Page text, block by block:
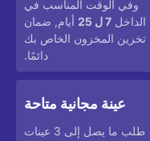
وفي الوقت المناسب في
الداخل 7 ل 25
أيام, ضمان
تخزين المخزون الخاص بك
دائمًا.
عينة مجانية متاحة
طلب ما يصل إلى 3 عينات